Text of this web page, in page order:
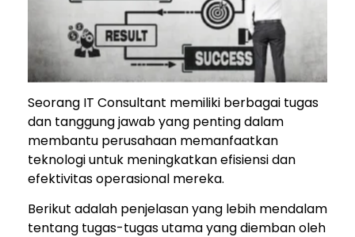
Seorang IT Consultant memiliki berbagai tugas
dan tanggung jawab yang penting dalam
membantu perusahaan memanfaatkan
teknologi untuk meningkatkan efisiensi dan
efektivitas operasional mereka.
Berikut adalah penjelasan yang lebih mendalam
tentang tugas-tugas utama yang diemban oleh